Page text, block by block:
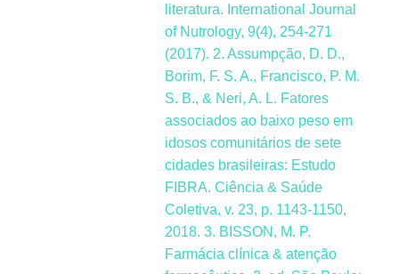
literatura. International Journal
of Nutrology, 9(4), 254-271
(2017). 2. Assumpção, D. D.,
Borim, F. S. A., Francisco, P. M.
S. B., & Neri, A. L. Fatores
associados ao baixo peso em
idosos comunitários de sete
cidades brasileiras: Estudo
FIBRA. Ciência & Saúde
Coletiva, v. 23, p. 1143-1150,
2018. 3. BISSON, M. P.
Farmácia clínica & atenção